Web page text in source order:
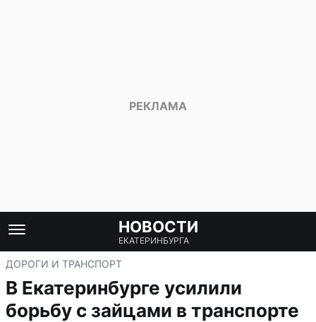
НОВОСТИ
ЕКАТЕРИНБУРГА
ДОРОГИ И ТРАНСПОРТ
В Екатеринбурге усилили
борьбу с зайцами в транспорте